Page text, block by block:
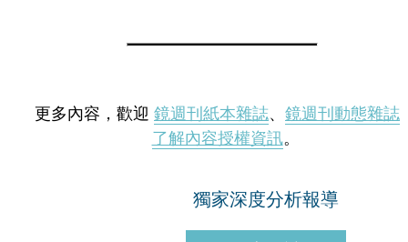
更多內容，歡迎 鏡週刊紙本雜誌、 鏡週刊動態雜誌
了解內容授權資訊。
獨家深度分析報導